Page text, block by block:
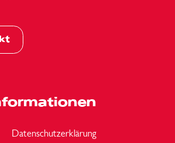
Datenschutzerklärung